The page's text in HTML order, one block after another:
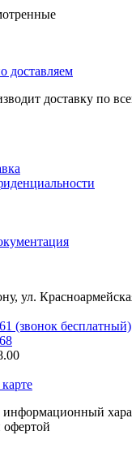
доставляем
доставку по
ул.
(звонок бесплатный)
информационный
офертой